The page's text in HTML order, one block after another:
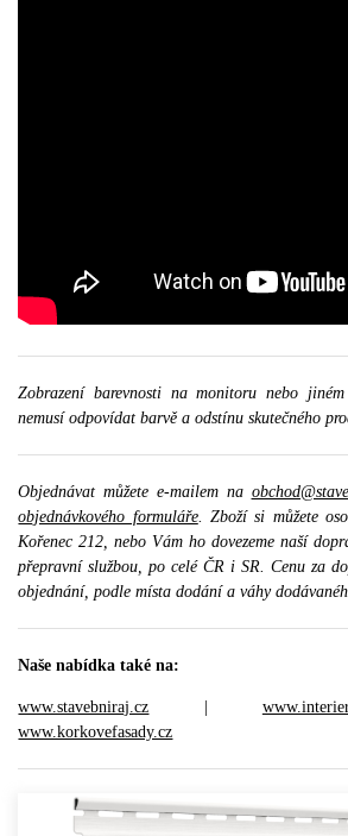
Zobrazení barevnosti na monitoru nebo jiném
nemusí odpovídat barvě a odstínu skutečného
Objednávat můžete e-mailem na
objednávkového formuláře. Zboží si můžete
Kořenec 212, nebo Vám ho dovezeme naší
přepravní službou, po celé ČR i SR. Cenu za
objednání, podle místa dodání a váhy
Naše nabídka také na:
www.stavebniraj.cz
www.korkovefasady.cz